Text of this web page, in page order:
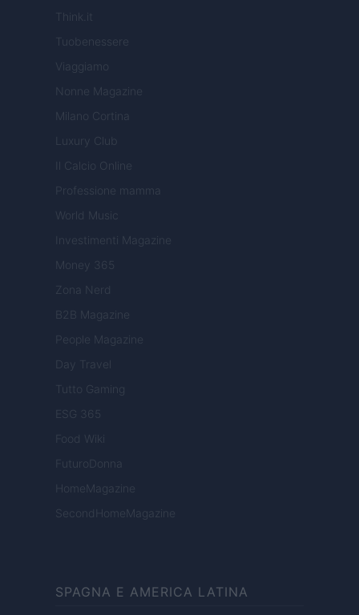
Think.it
Tuobenessere
Viaggiamo
Nonne Magazine
Milano Cortina
Luxury Club
Il Calcio Online
Professione mamma
World Music
Investimenti Magazine
Money 365
Zona Nerd
B2B Magazine
People Magazine
Day Travel
Tutto Gaming
ESG 365
Food Wiki
FuturoDonna
HomeMagazine
SecondHomeMagazine
SPAGNA E AMERICA LATINA